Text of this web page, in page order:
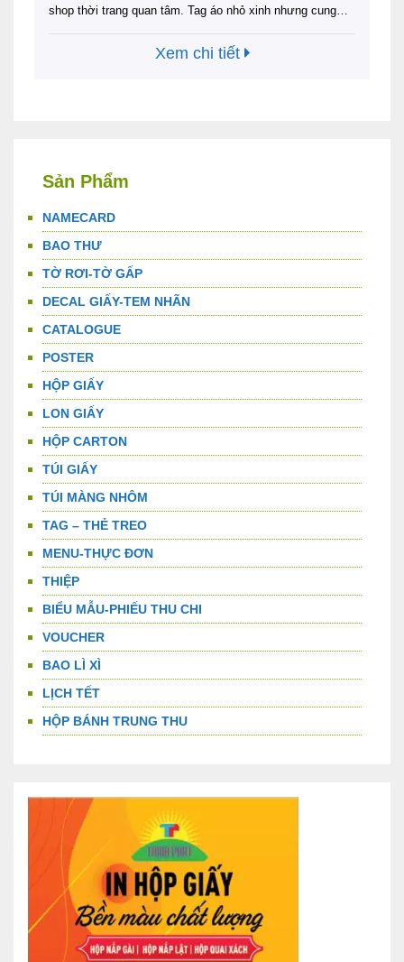
shop thời trang quan tâm. Tag áo nhỏ xinh nhưng cung
phẩm. Đây cũng là lý do những mẫu Tag quần áo ngày
càng được nhiều xưởng may mặc đầu tư. …
Xem chi tiết
Sản Phẩm
NAMECARD
BAO THƯ
TỜ RƠI-TỜ GẤP
DECAL GIẤY-TEM NHÃN
CATALOGUE
POSTER
HỘP GIẤY
LON GIẤY
HỘP CARTON
TÚI GIẤY
TÚI MÀNG NHÔM
TAG – THẺ TREO
MENU-THỰC ĐƠN
THIỆP
BIỂU MẪU-PHIẾU THU CHI
VOUCHER
BAO LÌ XÌ
LỊCH TẾT
HỘP BÁNH TRUNG THU